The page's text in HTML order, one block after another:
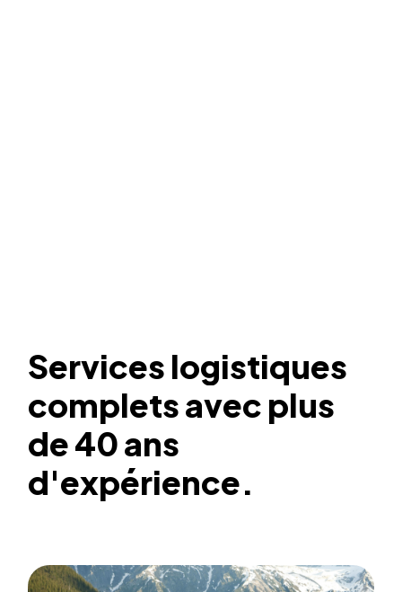
Services logistiques
completsavec plus
de40ans
d'expérience.